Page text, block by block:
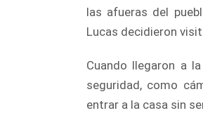
las afueras del
Lucas decidieron
Cuando llegaron a
seguridad, como
entrar a la casa sin